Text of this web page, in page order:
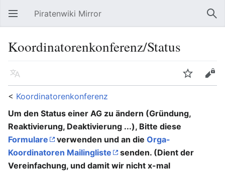
Hauptmenü öffnen Piratenwiki Mirror
Koordinatorenkonferenz/Status
Sprache Beobachten
Bearbeiten
< Koordinatorenkonferenz
Um den Status einer AG zu ändern (Gründung,
Reaktivierung, Deaktivierung ...), Bitte diese
Formulare
verwenden und an die Orga-
Koordinatoren Mailingliste
senden. (Dient der
Vereinfachung, und damit wir nicht x-mal